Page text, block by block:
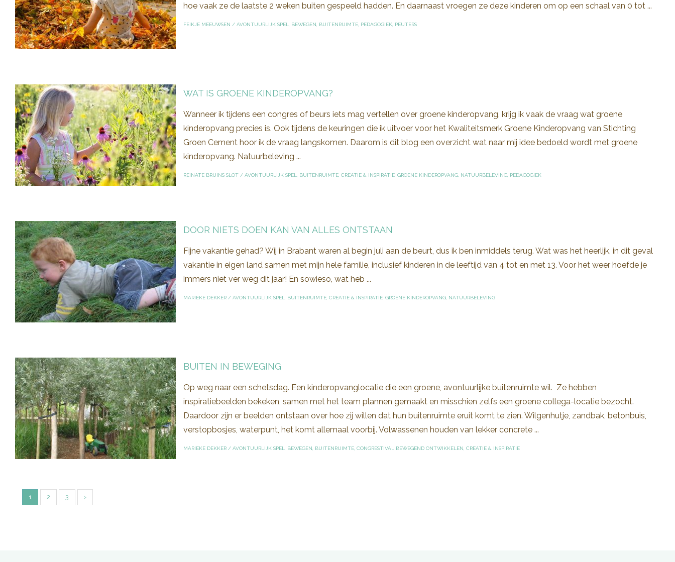
hoe vaak ze de laatste 2 weken buiten gespeeld hadden. En daarnaast vroegen ze deze kinderen om op een schaal van 0 tot ...
FEIKJE MEEUWSEN / AVONTUURLIJK SPEL BEWEGEN BUITENRUIMTE PEDAGOGIEK PEUTERS
WAT IS GROENE KINDEROPVANG?
Wanneer ik tijdens een congres of beurs iets mag vertellen over groene kinderopvang, krijg ik vaak de vraag wat groene
kinderopvang precies is. Ook tijdens de keuringen die ik uitvoer voor het Kwaliteitsmerk Groene Kinderopvang van Stichting
Groen Cement hoor ik de vraag langskomen. Daarom is dit blog een overzicht wat naar mij idee bedoeld wordt met groene
kinderopvang. Natuurbeleving ...
REINATE BRUINS SLOT / AVONTUURLIJK SPEL BUITENRUIMTE CREATIE & INSPIRATIE GROENE KINDEROPVANG NATUURBELEVING PEDAGOGIEK
DOOR NIETS DOEN KAN VAN ALLES ONTSTAAN
Fijne vakantie gehad? Wij in Brabant waren al begin juli aan de beurt, dus ik ben inmiddels terug. Wat was het heerlijk, in dit geval
vakantie in eigen land samen met mijn hele familie, inclusief kinderen in de leeftijd van 4 tot en met 13. Voor het weer hoefde je
immers niet ver weg dit jaar! En sowieso, wat heb ...
MARIEKE DEKKER / AVONTUURLIJK SPEL BUITENRUIMTE CREATIE & INSPIRATIE GROENE KINDEROPVANG NATUURBELEVING
BUITEN IN BEWEGING
Op weg naar een schetsdag. Een kinderopvanglocatie die een groene, avontuurlijke buitenruimte wil. Ze hebben
inspiratiebeelden bekeken, samen met het team plannen gemaakt en misschien zelfs een groene collega-locatie bezocht.
Daardoor zijn er beelden ontstaan over hoe zij willen dat hun buitenruimte eruit komt te zien. Wilgenhutje, zandbak, betonbuis,
verstopbosjes, waterpunt, het komt allemaal voorbij. Volwassenen houden van lekker concrete ...
MARIEKE DEKKER / AVONTUURLIJK SPEL BEWEGEN BUITENRUIMTE CONGRESTIVAL BEWEGEND ONTWIKKELEN CREATIE & INSPIRATIE
1 2 3 ›